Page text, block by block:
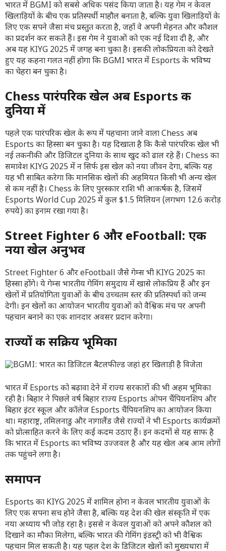
भारत में BGMI को सबसे अधिक पसंद किया जाता है। यह गेम न केवल
खिलाड़ियों के बीच एक प्रतिस्पर्धी माहौल बनाता है, बल्कि युवा खिलाड़ियों के
लिए एक सपने जैसा मंच प्रस्तुत करता है, जहाँ वे अपनी मेहनत और कौशल
का प्रदर्शन कर सकते हैं। इस गेम ने युवाओं को एक नई दिशा दी है, और
अब यह KIYG 2025 में जगह बना चुका है। इसकी लोकप्रियता को देखते
हुए यह कहना गलत नहीं होगा कि BGMI भारत में Esports के भविष्य
का चेहरा बन चुका है।
Chess पारंपरिक खेल अब Esports की
दुनिया में
पहले एक पारंपरिक खेल के रूप में पहचाना जाने वाला Chess अब
Esports का हिस्सा बन चुका है। यह दिखाता है कि कैसे पारंपरिक खेल भी
नई तकनीकी और डिजिटल दुनिया के साथ खुद को ढाल रहे हैं। Chess का
समावेश KIYG 2025 में न सिर्फ इस खेल को नया जीवन देगा, बल्कि यह
यह भी साबित करेगा कि मानसिक खेलों की अहमियत किसी भी अन्य खेल
से कम नहीं है। Chess के लिए पुरस्कार राशि भी आकर्षक है, जिसमें
Esports World Cup 2025 में कुल $1.5 मिलियन (लगभग 12.6 करोड़
रुपये) का इनाम रखा गया है।
Street Fighter 6 और eFootball: एक
नया खेल अनुभव
Street Fighter 6 और eFootball जैसे गेम्स भी KIYG 2025 का
हिस्सा होंगे। ये गेम्स भारतीय गेमिंग समुदाय में खासे लोकप्रिय हैं और इन
खेलों में प्रतियोगिता युवाओं के बीच उच्चतम स्तर की प्रतिस्पर्धा को जन्म
देगी। इन खेलों का आयोजन भारतीय युवाओं को वैश्विक मंच पर अपनी
पहचान बनाने का एक शानदार अवसर प्रदान करेगा।
राज्यों की सक्रिय भूमिका
भारत में Esports को बढ़ावा देने में राज्य सरकारों की भी अहम भूमिका
रही है। बिहार ने पिछले वर्ष बिहार राज्य Esports ओपन चैंपियनशिप और
बिहार इंटर स्कूल और कॉलेज Esports चैंपियनशिप का आयोजन किया
था। महाराष्ट्र, तमिलनाडु और नागालैंड जैसे राज्यों ने भी Esports कार्यक्रमों
को प्रोत्साहित करने के लिए कई कदम उठाए हैं। इन कदमों से यह साफ है
कि भारत में Esports का भविष्य उज्जवल है और यह खेल अब आम लोगों
तक पहुंचने लगा है।
समापन
Esports का KIYG 2025 में शामिल होना न केवल भारतीय युवाओं के
लिए एक सपना सच होने जैसा है, बल्कि यह देश की खेल संस्कृति में एक
नया अध्याय भी जोड़ रहा है। इससे न केवल युवाओं को अपने कौशल को
दिखाने का मौका मिलेगा, बल्कि भारत की गेमिंग इंडस्ट्री को भी वैश्विक
पहचान मिल सकती है। यह पहल देश के डिजिटल खेलों को मुख्यधारा में